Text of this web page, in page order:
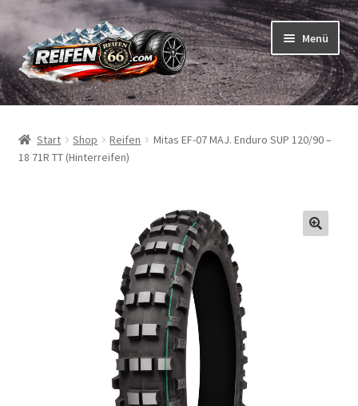
Zur
Navigation
springen
Zum
Inhalt
springen
Menü
Reifen
Schläuche
Start Shop Reifen
Mitas EF-07 MAJ. Enduro SUP 120/90 –
18 71R TT (Hinterreifen)